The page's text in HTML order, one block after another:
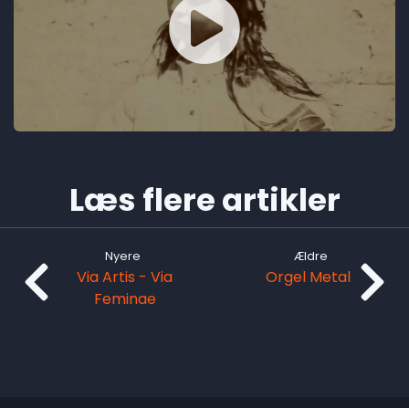
Læs flere artikler
Nyere
Via Artis - Via
Feminae
Ældre
Orgel Metal